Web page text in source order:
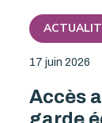
17 juin 2026
Accès